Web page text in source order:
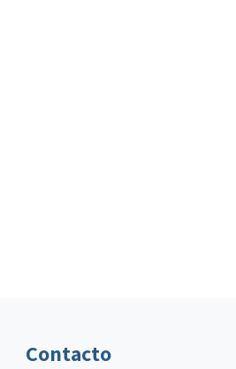
Contacto